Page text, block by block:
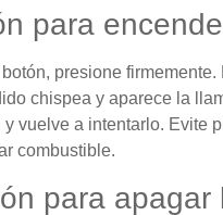
para
presione
chispea y aparece la
vuelve a intentarlo. Evite
combustible.
para apagar